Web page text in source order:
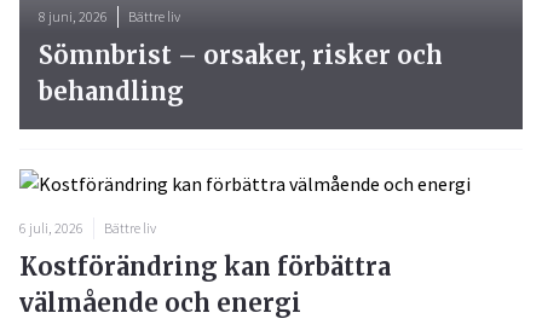
6 juli, 2026 Bättre liv
Kostförändring kan förbättra
välmående och energi
8 juni, 2026 Bättre liv
Sömnbrist – orsaker, risker och
behandling